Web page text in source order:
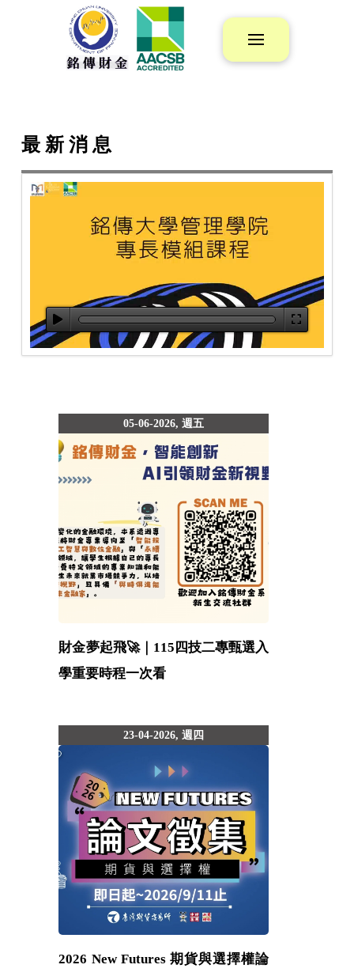
最 新 消 息
05-06-2026, 週五
財金夢起飛🚀｜115四技二專甄選入
學重要時程一次看
23-04-2026, 週四
2026 New Futures 期貨與選擇權論